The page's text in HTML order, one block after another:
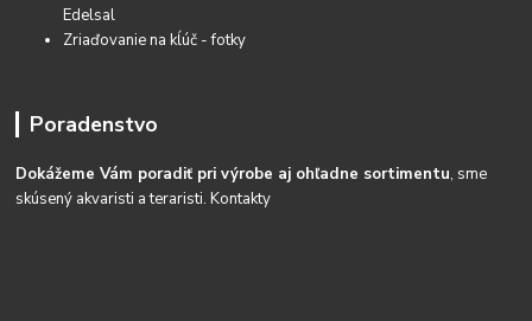
Edelsal
Zriaďovanie na kĺúč - fotky
Poradenstvo
Dokážeme Vám poradiť pri výrobe aj ohľadne sortimentu, sme
skúsený akvaristi a teraristi.Kontakty